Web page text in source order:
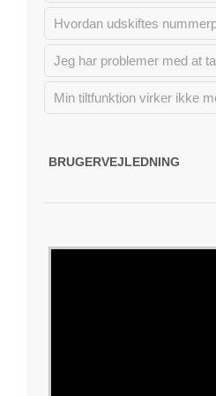
Hvordan udskiftes
Jeg har problemer med at
Min tiltfunktion virker ikke
BRUGERVEJLEDNING